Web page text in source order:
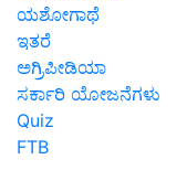
ಯಶೋಗಾಥೆ
ಇತರೆ
ಅಗ್ರಿಪೀಡಿಯಾ
ಸರ್ಕಾರಿ ಯೋಜನೆಗಳು
Quiz
FTB